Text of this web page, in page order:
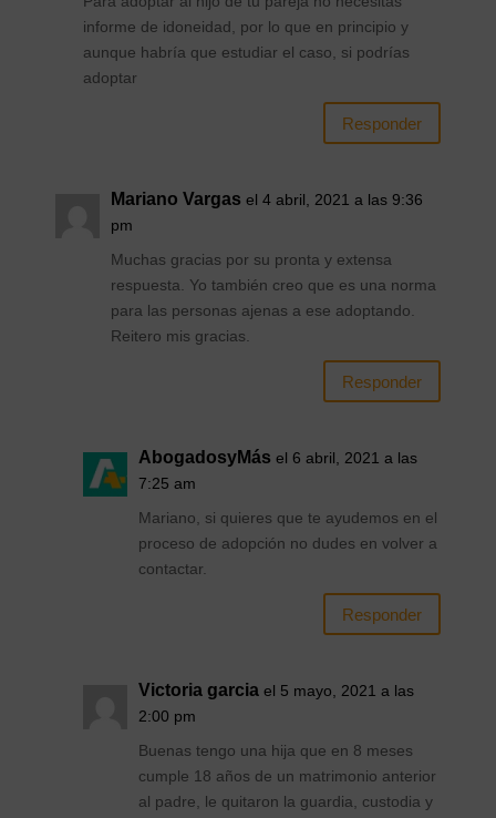
informe de idoneidad, por lo que en principio y
aunque habría que estudiar el caso, si podrías
adoptar
Responder
Mariano Vargas el 4 abril, 2021 a las 9:36
pm
Muchas gracias por su pronta y extensa
respuesta. Yo también creo que es una norma
para las personas ajenas a ese adoptando.
Reitero mis gracias.
Responder
AbogadosyMás el 6 abril, 2021 a las
7:25 am
Mariano, si quieres que te ayudemos en el
proceso de adopción no dudes en volver a
contactar.
Responder
Victoria garcia el 5 mayo, 2021 a las
2:00 pm
Buenas tengo una hija que en 8 meses
cumple 18 años de un matrimonio anterior
al padre, le quitaron la guardia, custodia y